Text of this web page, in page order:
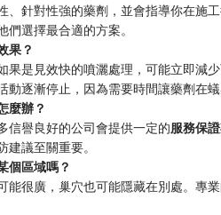
、針對性強的藥劑，並會指導你在施
選擇最合適的方案。
果？​
果是見效快的噴灑處理，可能立即減
逐漸停止，因為需要時間讓藥劑在蟻
麼辦？​
信譽良好的公司會提供一定的​服務保
議至關重要。
個區域嗎？​
能很廣，巢穴也可能隱藏在別處。專